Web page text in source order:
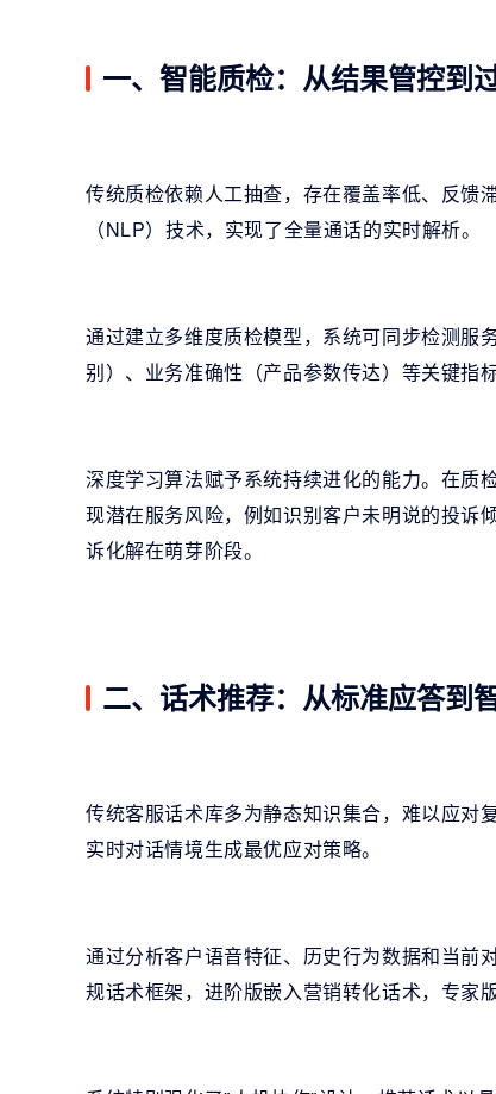
一、智能质检：从结果管控到
传统质检依赖人工抽查，存在覆盖率低、反馈
（NLP）技术，实现了全量通话的实时解析。
通过建立多维度质检模型，系统可同步检测服
别）、业务准确性（产品参数传达）等关键指
深度学习算法赋予系统持续进化的能力。在质
现潜在服务风险，例如识别客户未明说的投诉
诉化解在萌芽阶段。
二、话术推荐：从标准应答到
传统客服话术库多为静态知识集合，难以应对
实时对话情境生成最优应对策略。
通过分析客户语音特征、历史行为数据和当前
规话术框架，进阶版嵌入营销转化话术，专家